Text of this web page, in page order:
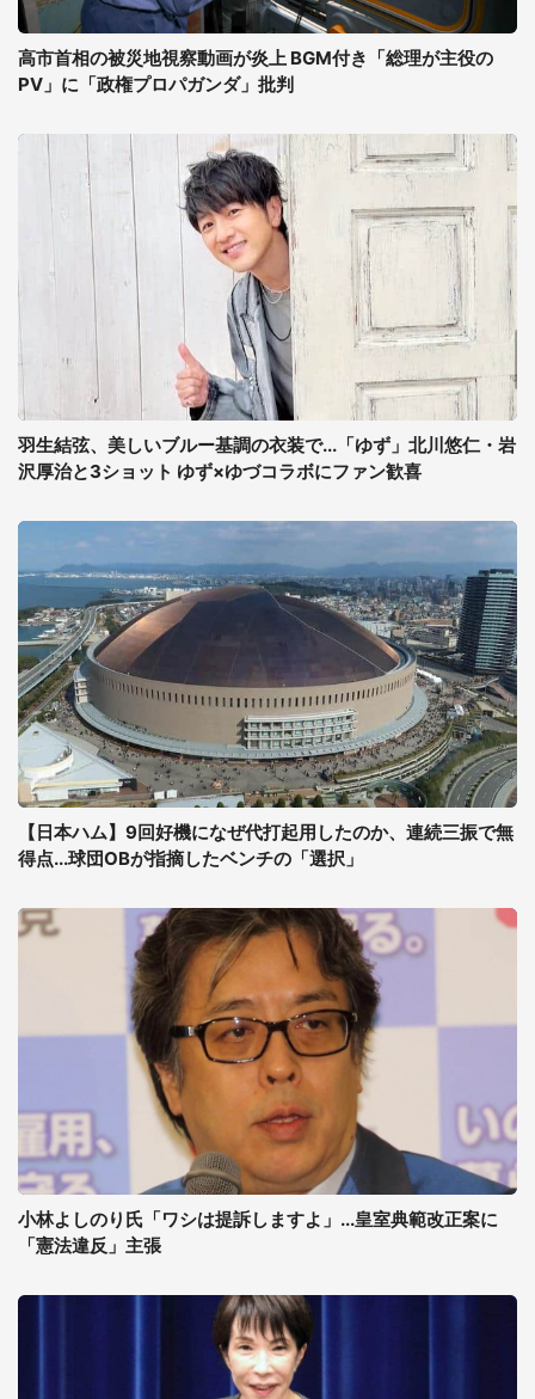
高市首相の被災地視察動画が炎上 BGM付き「総理が主役の
PV」に「政権プロパガンダ」批判
羽生結弦、美しいブルー基調の衣装で...「ゆず」北川悠仁・岩
沢厚治と3ショット ゆず×ゆづコラボにファン歓喜
【日本ハム】9回好機になぜ代打起用したのか、連続三振で無
得点...球団OBが指摘したベンチの「選択」
小林よしのり氏「ワシは提訴しますよ」...皇室典範改正案に
「憲法違反」主張